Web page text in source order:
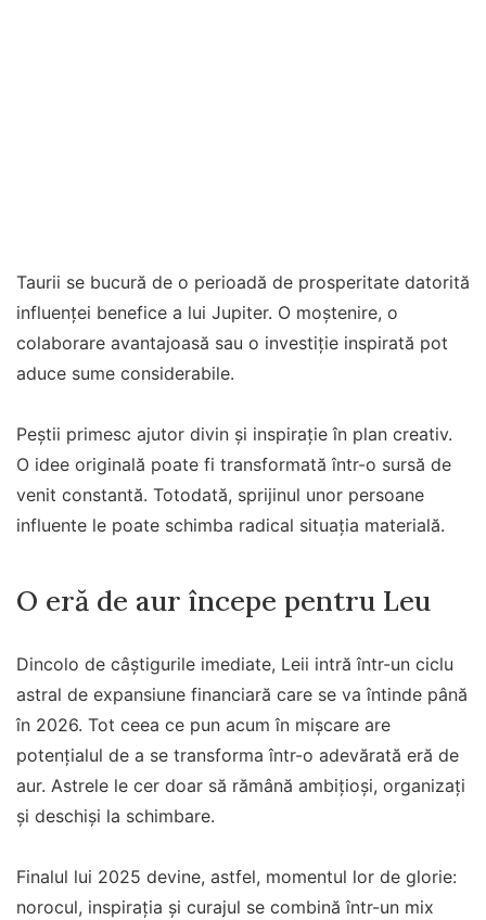
Taurii se bucură de o perioadă de prosperitate datorită
influenței benefice a lui Jupiter. O moștenire, o
colaborare avantajoasă sau o investiție inspirată pot
aduce sume considerabile.
Peștii primesc ajutor divin și inspirație în plan creativ.
O idee originală poate fi transformată într-o sursă de
venit constantă. Totodată, sprijinul unor persoane
influente le poate schimba radical situația materială.
O eră de aur începe pentru Leu
Dincolo de câștigurile imediate, Leii intră într-un ciclu
astral de expansiune financiară care se va întinde până
în 2026. Tot ceea ce pun acum în mișcare are
potențialul de a se transforma într-o adevărată eră de
aur. Astrele le cer doar să rămână ambițioși, organizați
și deschiși la schimbare.
Finalul lui 2025 devine, astfel, momentul lor de glorie:
norocul, inspirația și curajul se combină într-un mix